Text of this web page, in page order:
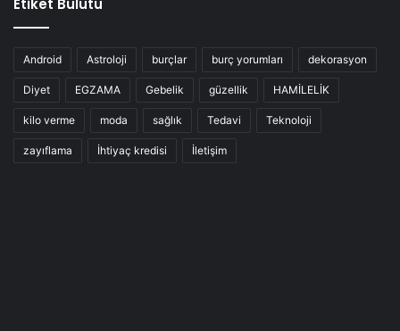
Android Astroloji burçlar burç yorumları dekorasyon
Diyet EGZAMA Gebelik güzellik HAMİLELİK
kilo verme moda sağlık Tedavi Teknoloji
zayıflama İhtiyaç kredisi İletişim